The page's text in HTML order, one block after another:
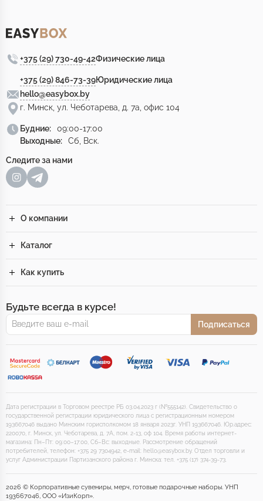
+375 (29) 730-49-42Физические лица
+375 (29) 846-73-39Юридические лица
hello@easybox.by
г. Минск, ул. Чеботарева, д. 7а, офис 104
Будние:
09:00-17:00
Выходные:
Сб, Вск.
Следите за нами
О компании
Каталог
Как купить
Будьте всегда в курсе!
Подписаться
Дата регистрации в Торговом реестре РБ 03.04.2023 г (№555142). Свидетельство о
государственной регистрации юридического лица с регистрационным номером
193667046 выдано Минским горисполкомом 18 января 2023г. УНП 193667046. Юр.адрес:
220070, г. Минск, ул. Чеботарева, д. 7А, пом. 2-13, оф 104. Время работы интернет-
магазина: Пн–Пт: 09:00–17:00, Сб–Вс: выходные. Рассмотрение обращений
потребителей, телефон: +375 29 7304942, e-mail: hello@easybox.by. Отдел торговли и
услуг Администрации Партизанского района г. Минска: тел. +375 (17) 374-39-73.
2026 © Корпоративные сувениры, мерч, готовые подарочные наборы. УНП
193667046, ООО «ИзиКорп».